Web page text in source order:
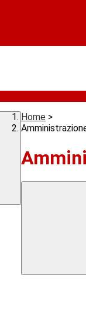
Home >